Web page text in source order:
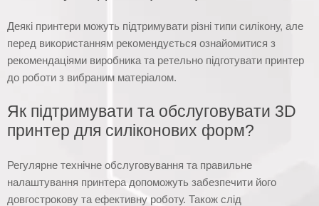
Деякі принтери можуть підтримувати різні типи силікону, але
перед використанням рекомендується ознайомитися з
рекомендаціями виробника та ретельно підготувати принтер
до роботи з вибраним матеріалом.
Як підтримувати та обслуговувати 3D
принтер для силіконових форм?
Регулярне технічне обслуговування та правильне
налаштування принтера допоможуть забезпечити його
довгострокову та ефективну роботу. Також слід